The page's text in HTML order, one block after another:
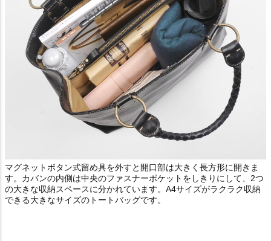
マグネットボタン式留め具を外すと開口部は大きく長方形に開きま
す。カバンの内側は中央のファスナーポケットをしきりにして、2つ
の大きな収納スペースに分かれています。A4サイズがラクラク収納
できる大きなサイズのトートバッグです。